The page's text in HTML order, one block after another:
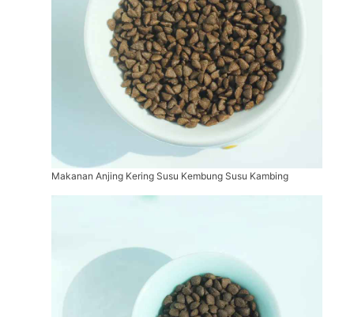
Makanan Anjing Kering Susu Kembung Susu Kambing